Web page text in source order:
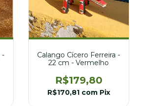
-
Calango Cícero Ferreira -
22 cm - Vermelho
R$179,80
R$170,81 com Pix